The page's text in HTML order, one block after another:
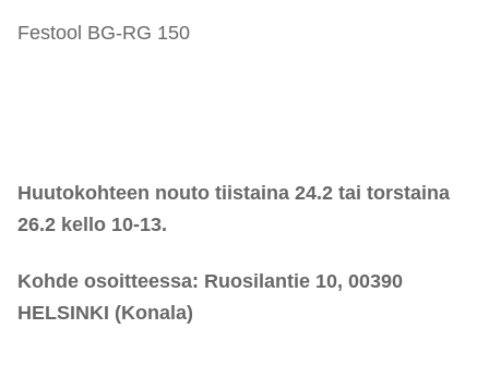
Festool BG-RG 150
Huutokohteen nouto tiistaina 24.2 tai torstaina
26.2 kello 10-13.
Kohde osoitteessa: Ruosilantie 10, 00390
HELSINKI (Konala)